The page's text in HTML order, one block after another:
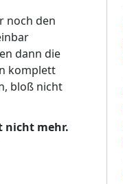
noch den
dann die
komplett
bloß nicht
nicht mehr.